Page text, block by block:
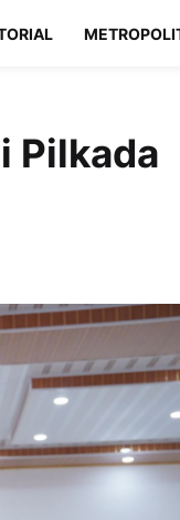
Pilkada